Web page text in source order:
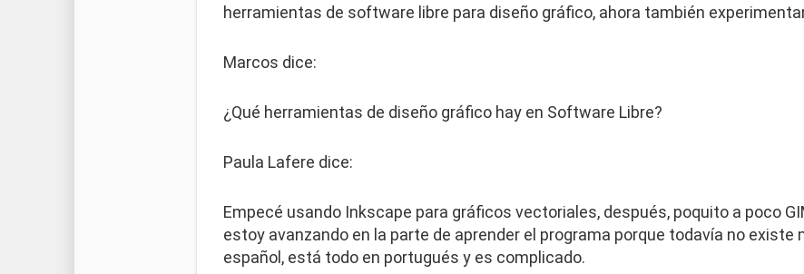
herramientas de software libre para diseño gráfico, ahora también
Marcos dice:
¿Qué herramientas de diseño gráfico hay en Software Libre?
Paula Lafere dice:
Empecé usando Inkscape para gráficos vectoriales, después, poquito a poco
estoy avanzando en la parte de aprender el programa porque todavía no existe
español, está todo en portugués y es complicado.